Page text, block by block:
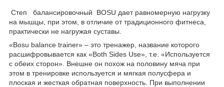
Степ балансировочный BOSU дает равномерную нагрузку
на мышцы, при этом, в отличие от традиционного фитнеса,
практически не нагружая суставы.
«Bosu balance trainer» – это тренажер, название которого
расшифровывается как «Both Sides Use», т.е. «Используется
с обеих сторон». Внешне он похож на половину мяча при
этом в тренировке используется и мягкая полусфера и
плоская и жесткая обратная поверхность. При выполнении